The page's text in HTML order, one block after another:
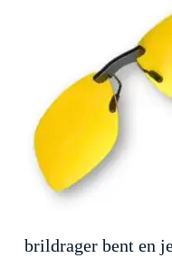
brildrager bent en